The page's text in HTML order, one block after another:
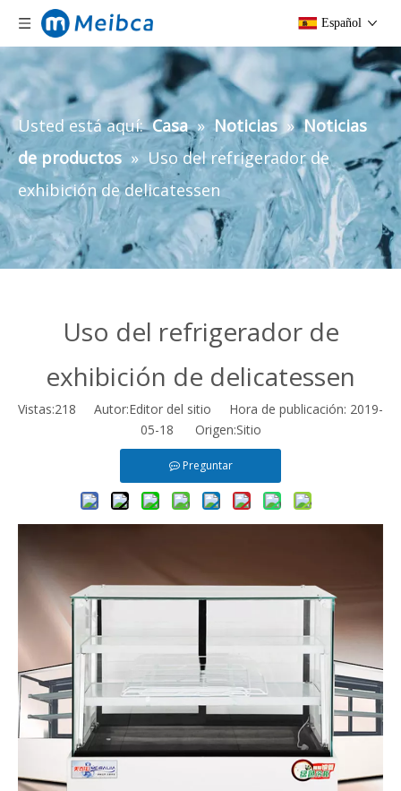
Español
Usted está aquí: Casa » Noticias » Noticias
de productos » Uso del refrigerador de
exhibición de delicatessen
Uso del refrigerador de
exhibición de delicatessen
Vistas:218 Autor:Editor del sitio Hora de publicación: 2019-
05-18 Origen:Sitio
Preguntar